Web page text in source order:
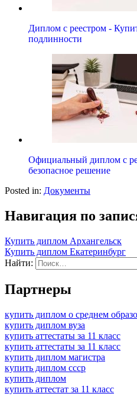
Диплом с реестром -
подлинности
Официальный диплом с
безопасное решение
Posted in: Документы
Навигация по
Купить диплом Архангельск
Купить диплом Екатеринбург
Найти:
Партнеры
купить диплом о среднем
купить диплом вуза
купить аттестаты за 11 класс
купить аттестаты за 11 класс
купить диплом магистра
купить диплом ссср
купить диплом
купить аттестат за 11 класс